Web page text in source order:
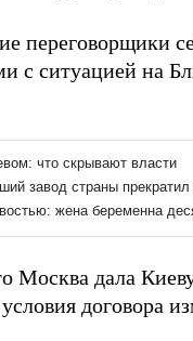
переговорщики
с ситуацией на
Москва дала
договора